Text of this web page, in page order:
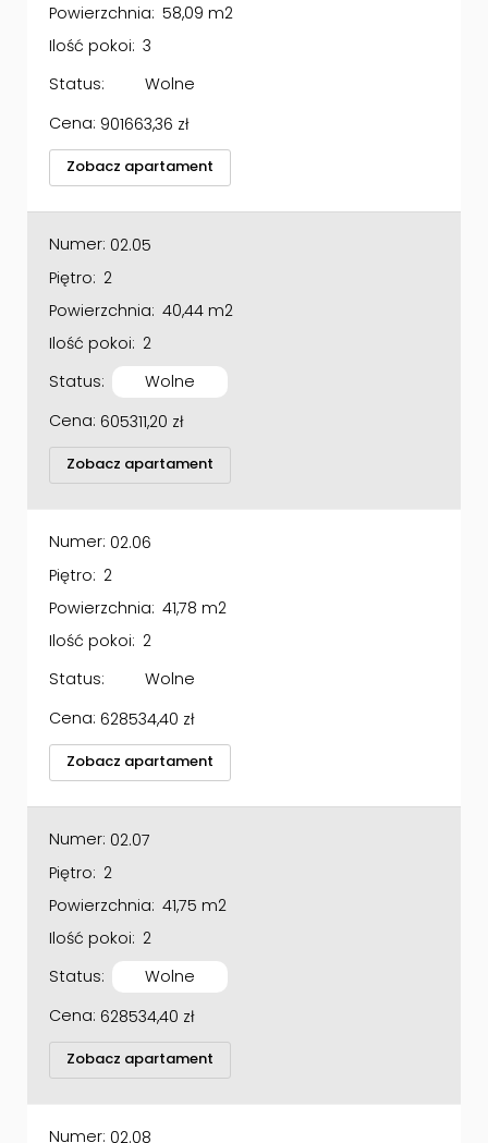
Powierzchnia: 58,09 m2
Ilość pokoi: 3
Status:
Wolne
Cena: 901663,36 zł
Zobacz apartament
Numer: 02.05
Piętro: 2
Powierzchnia: 40,44 m2
Ilość pokoi: 2
Status:
Wolne
Cena: 605311,20 zł
Zobacz apartament
Numer: 02.06
Piętro: 2
Powierzchnia: 41,78 m2
Ilość pokoi: 2
Status:
Wolne
Cena: 628534,40 zł
Zobacz apartament
Numer: 02.07
Piętro: 2
Powierzchnia: 41,75 m2
Ilość pokoi: 2
Status:
Wolne
Cena: 628534,40 zł
Zobacz apartament
Numer: 02.08